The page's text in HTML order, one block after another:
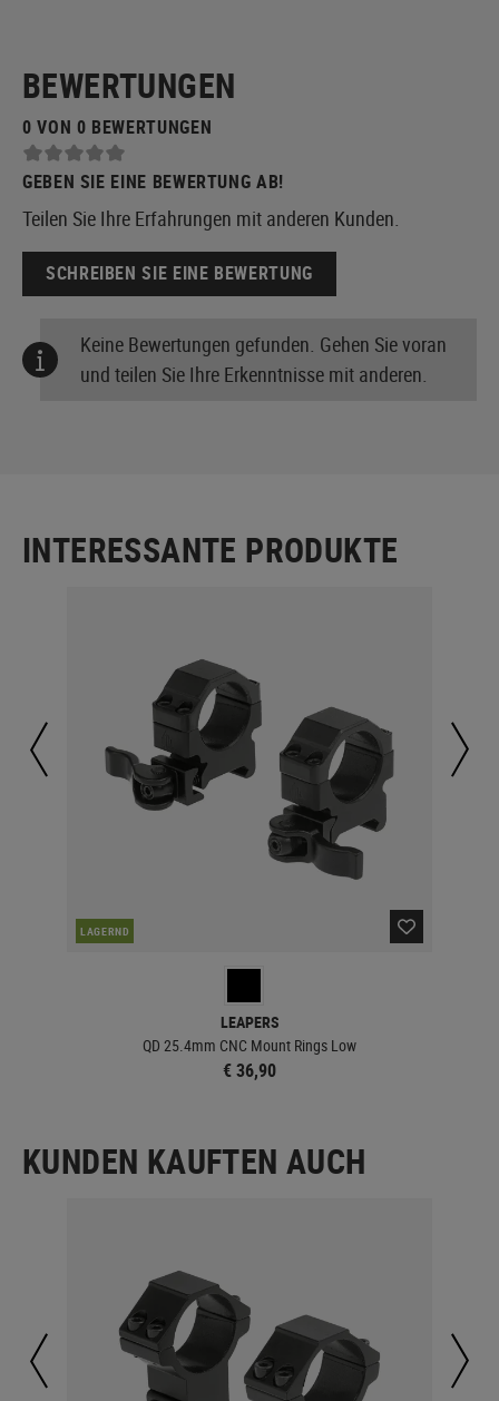
BEWERTUNGEN
0 VON 0 BEWERTUNGEN
GEBEN SIE EINE BEWERTUNG AB!
Teilen Sie Ihre Erfahrungen mit anderen Kunden.
SCHREIBEN SIE EINE BEWERTUNG
Keine Bewertungen gefunden. Gehen Sie voran
und teilen Sie Ihre Erkenntnisse mit anderen.
INTERESSANTE PRODUKTE
LAGERND
LEAPERS
QD 25.4mm CNC Mount Rings Low
€ 36,90
KUNDEN KAUFTEN AUCH